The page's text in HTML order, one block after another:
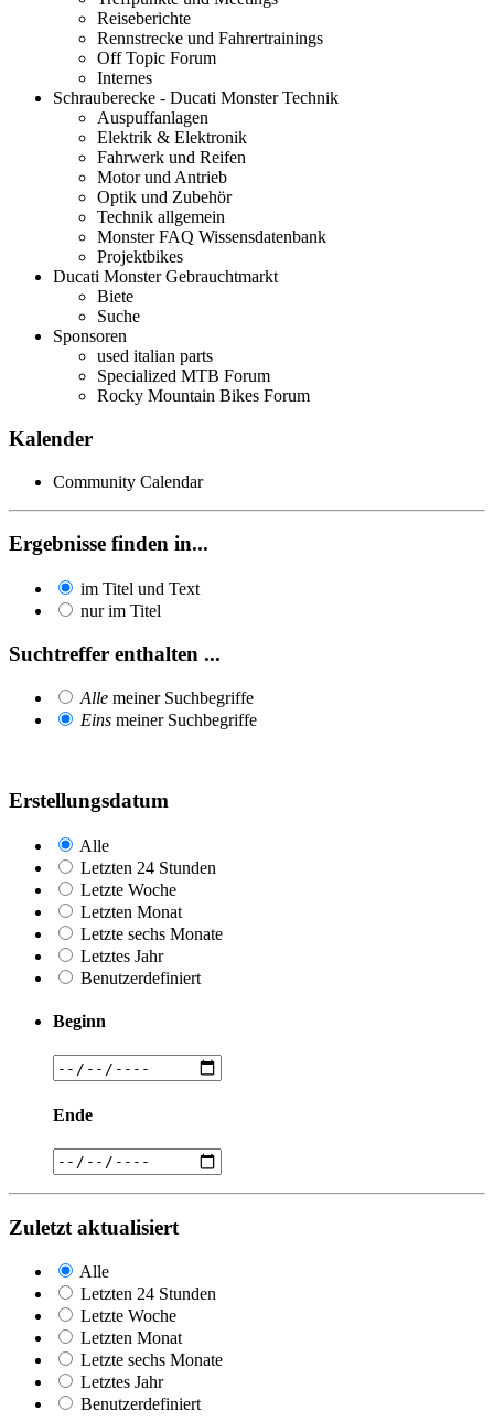
Reiseberichte
Rennstrecke und Fahrertrainings
Off Topic Forum
Internes
Schrauberecke - Ducati Monster Technik
Auspuffanlagen
Elektrik & Elektronik
Fahrwerk und Reifen
Motor und Antrieb
Optik und Zubehör
Technik allgemein
Monster FAQ Wissensdatenbank
Projektbikes
Ducati Monster Gebrauchtmarkt
Biete
Suche
Sponsoren
used italian parts
Specialized MTB Forum
Rocky Mountain Bikes Forum
Kalender
Community Calendar
Ergebnisse finden in...
im Titel und Text
nur im Titel
Suchtreffer enthalten ...
Alle meiner Suchbegriffe
Eins meiner Suchbegriffe
Erstellungsdatum
Alle
Letzten 24 Stunden
Letzte Woche
Letzten Monat
Letzte sechs Monate
Letztes Jahr
Benutzerdefiniert
Beginn
Ende
Zuletzt aktualisiert
Alle
Letzten 24 Stunden
Letzte Woche
Letzten Monat
Letzte sechs Monate
Letztes Jahr
Benutzerdefiniert